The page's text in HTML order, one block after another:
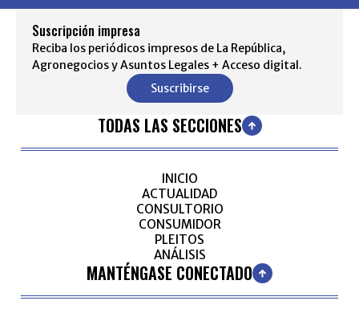
Suscripción impresa
Reciba los periódicos impresos de La República,
Agronegocios y Asuntos Legales + Acceso digital.
Suscribirse
TODAS LAS SECCIONES
INICIO
ACTUALIDAD
CONSULTORIO
CONSUMIDOR
PLEITOS
ANÁLISIS
MANTÉNGASE CONECTADO